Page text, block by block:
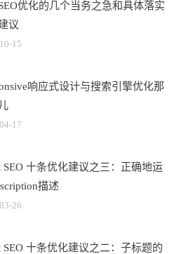
优化的几个当务之急和具体落实
议
15
响应式设计与搜索引擎优化那
17
SEO 十条优化建议之三：正确地运
描述
26
SEO 十条优化建议之二：子标题的